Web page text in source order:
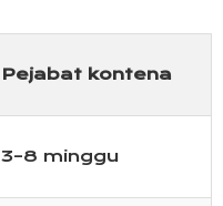
Pejabat kontena
3–8 minggu